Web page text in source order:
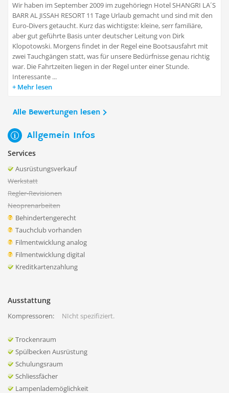
Wir haben im September 2009 im zugehöriegn Hotel SHANGRI LA´S
BARR AL JISSAH RESORT 11 Tage Urlaub gemacht und sind mit den
Euro-Divers getaucht. Kurz das wichtigste: kleine, serr familiäre,
aber gut geführte Basis unter deutscher Leitung von Dirk
Klopotowski. Morgens findet in der Regel eine Bootsausfahrt mit
zwei Tauchgängen statt, was für unsere Bedürfnisse genau richtig
war. Die Fahrtzeiten liegen in der Regel unter einer Stunde.
Interessante ...
Mehr lesen
Alle Bewertungen lesen
Allgemein Infos
Services
Ausrüstungsverkauf
Werkstatt
Regler-Revisionen
Neoprenarbeiten
Behindertengerecht
Tauchclub vorhanden
Filmentwicklung analog
Filmentwicklung digital
Kreditkartenzahlung
Ausstattung
Kompressoren: NIcht spezifiziert.
Trockenraum
Spülbecken Ausrüstung
Schulungsraum
Schliessfächer
Lampenlademöglichkeit